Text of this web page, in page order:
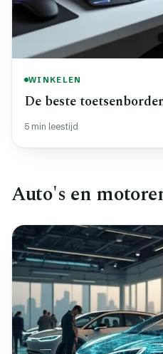
WINKELEN
De beste
5 min leestijd
Auto's en